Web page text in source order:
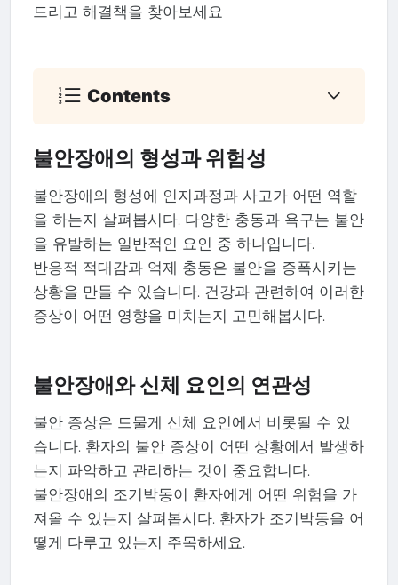
드리고 해결책을 찾아보세요
Contents
불안장애의 형성과 위험성
불안장애의 형성에 인지과정과 사고가 어떤 역할
을 하는지 살펴봅시다. 다양한 충동과 욕구는 불안
을 유발하는 일반적인 요인 중 하나입니다.
반응적 적대감과 억제 충동은 불안을 증폭시키는
상황을 만들 수 있습니다. 건강과 관련하여 이러한
증상이 어떤 영향을 미치는지 고민해봅시다.
불안장애와 신체 요인의 연관성
불안 증상은 드물게 신체 요인에서 비롯될 수 있
습니다. 환자의 불안 증상이 어떤 상황에서 발생하
는지 파악하고 관리하는 것이 중요합니다.
불안장애의 조기박동이 환자에게 어떤 위험을 가
져올 수 있는지 살펴봅시다. 환자가 조기박동을 어
떻게 다루고 있는지 주목하세요.